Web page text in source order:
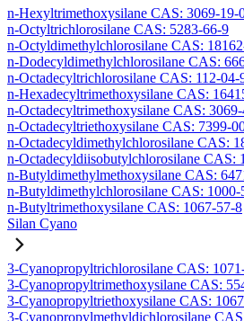
n-Hexyltrimethoxysilane CAS: 3069-19-
n-Octyltrichlorosilane CAS: 5283-66-9
n-Octyldimethylchlorosilane CAS:
n-Dodecyldimethylchlorosilane CAS:
n-Octadecyltrichlorosilane CAS: 112-04-
n-Hexadecyltrimethoxysilane CAS:
n-Octadecyltrimethoxysilane CAS:
n-Octadecyltriethoxysilane CAS: 7399-
n-Octadecyldimethylchlorosilane CAS:
n-Octadecyldiisobutylchlorosilane CAS:
n-Butyldimethylmethoxysilane CAS:
n-Butyldimethylchlorosilane CAS: 1000-
n-Butyltrimethoxysilane CAS: 1067-57-8
Silan Cyano
3-Cyanopropyltrichlorosilane CAS:
3-Cyanopropyltrimethoxysilane CAS:
3-Cyanopropyltriethoxysilane CAS:
3-Cyanopropylmethyldichlorosilane